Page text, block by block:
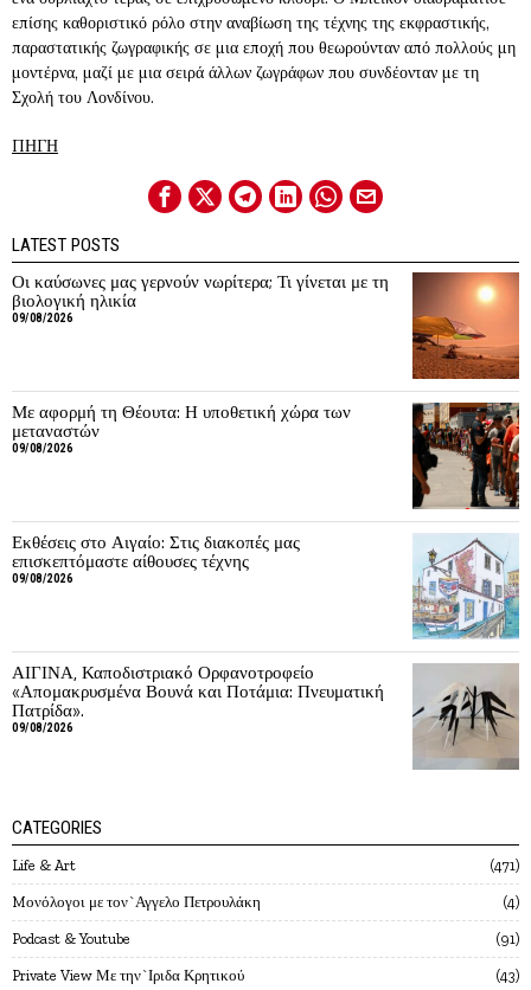
επίσης καθοριστικό ρόλο στην αναβίωση της τέχνης της εκφραστικής,
παραστατικής ζωγραφικής σε μια εποχή που θεωρούνταν από πολλούς μη
μοντέρνα, μαζί με μια σειρά άλλων ζωγράφων που συνδέονταν με τη
Σχολή του Λονδίνου.
ΠΗΓΗ
LATEST POSTS
Οι καύσωνες μας γερνούν νωρίτερα; Τι γίνεται με τη
βιολογική ηλικία
09/08/2026
Με αφορμή τη Θέουτα: Η υποθετική χώρα των
μεταναστών
09/08/2026
Εκθέσεις στο Αιγαίο: Στις διακοπές μας
επισκεπτόμαστε αίθουσες τέχνης
09/08/2026
ΑΙΓΙΝΑ, Καποδιστριακό Ορφανοτροφείο
«Απομακρυσμένα Βουνά και Ποτάμια: Πνευματική
Πατρίδα».
09/08/2026
CATEGORIES
Life & Art 471
Mονόλογοι με τον`Αγγελο Πετρουλάκη 4
Podcast & Youtube 91
Private View Με την`Ιριδα Κρητικού 43